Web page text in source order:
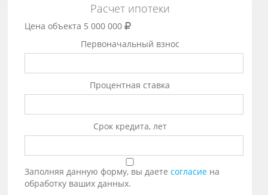
Расчет ипотеки
Цена объекта 5 000 000
Первоначальный взнос
Процентная ставка
Срок кредита, лет
Заполняя данную форму, вы даетесогласие на
обработку ваших данных.